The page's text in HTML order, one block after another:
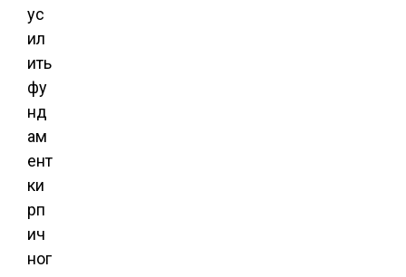
ус
ил
ить
фу
нд
ам
ент
ки
рп
ич
ног